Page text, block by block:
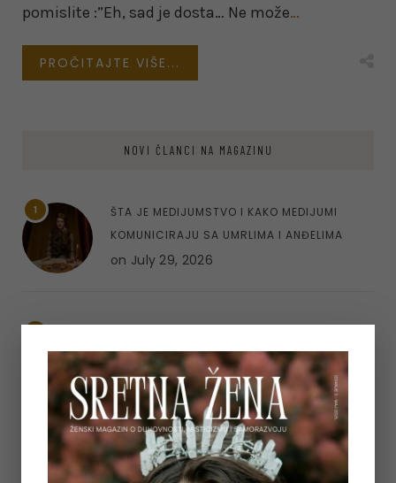
pomislite :”Eh, sad je dosta… Ne može…
PROČITAJTE VIŠE...
NOVI ČLANCI NA MAGAZINU
1
ŠTA JE MEDIJUMSTVO I KAKO MEDIJUMI
KOMUNICIRAJU SA UMRLIMA I ANĐELIMA
on July 29, 2026
RANJENOG ISCJELITELJA I PUT UNUTARNJEG
ISCJELJENJA
July 23, 2026
MINDFULNESS U ODNOSIMA – KAKO DA